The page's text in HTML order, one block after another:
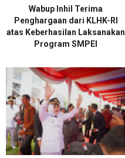
Wabup Inhil Terima
Penghargaan dari KLHK-RI
atas Keberhasilan Laksanakan
Program SMPEI